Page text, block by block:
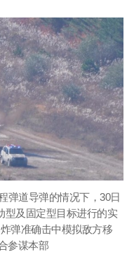
弹道导弹的情况下，30日
型及固定型目标进行的实
弹准确击中模拟敌方移
参谋本部